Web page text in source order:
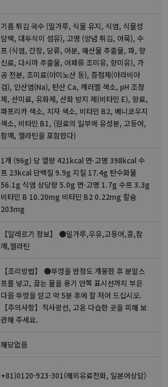
기름 튀김 국수 (밀가루, 식물 유지, 식염, 식물성
담백, 대두식이 섬유), 고명 (양념 튀김, 어묵), 수
프 (식염, 간장, 당류, 어분, 해산물 추출물, 파, 향
신료, 다시마 추출물, 어패류 조미유, 향미유), 가
공 전분, 조미료(아미노산 등), 증점제(아라비아
검), 인산염(Na), 탄산 Ca, 캐러멜 색소, pH 조정
제, 산미료, 유화제, 산화 방지 제(비타민 E), 향료,
파프리카 색소, 치자 색소, 비타민 B2, 베니코우지
색소, 비타민 B1, (원료의 일부에 유성분, 고등어,
참깨, 젤라틴을 포함한다)
1개 (96g) 당 열량 421kcal 면·고명 398kcal 수
프 23kcal 단백질 9.9g 지질 17.4g 탄수화물
56.1g 식염 상당량 5.0g 면·고명 1.7g 수프 3.3g
비타민 B 10.20mg 비타민 B2 0.22mg 칼슘
203mg
【알레르기 정보】 ●밀가루,우유,고등어,콩,참
깨,젤라틴
【조리방법】 ●뚜껑을 반정도 개봉한 후 분말스
프를 넣고, 끓는 물을 용기 안쪽 표시선까지 부은
다음 뚜껑을 닫고 약 5분 후에 잘 저어 드십시오.
【주의사항】직사광선, 고온 다습한 곳을 피해 보
관해 주세요.
해당없음
+81)0120-923-301(해외유료전화, 일본어상담)